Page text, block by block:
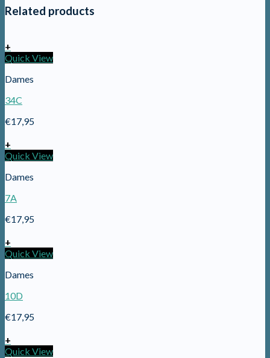
Related products
+
Quick View
Dames
34C
€17,95
+
Quick View
Dames
7A
€17,95
+
Quick View
Dames
10D
€17,95
+
Quick View